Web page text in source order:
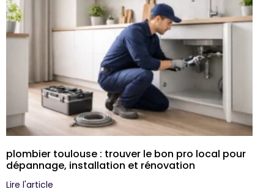
plombier toulouse : trouver le bon pro local pour
dépannage, installation et rénovation
Lire l'article